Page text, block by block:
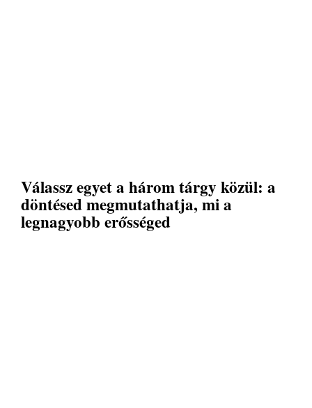
Válassz egyet a három tárgy közül: a
döntésed megmutathatja, mi a
legnagyobb erősséged